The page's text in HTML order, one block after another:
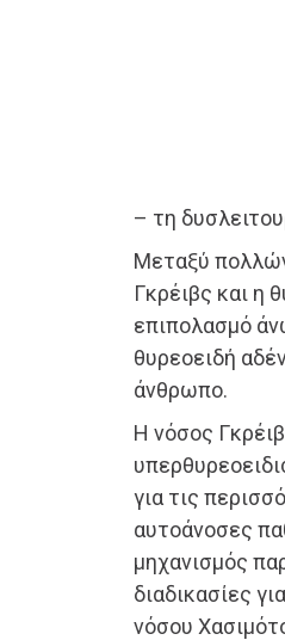
– τη
Μεταξύ
Γκρέιβς και η
επιπολασμό
θυρεοειδή
άνθρωπο.
Η νόσος
για τις
αυτοάνοσες
μηχανισμός
διαδικασίες
νόσου